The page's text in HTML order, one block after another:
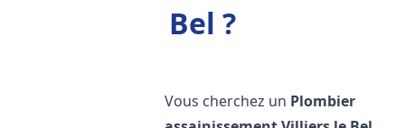
Bel ?
Vous cherchez un Plombier